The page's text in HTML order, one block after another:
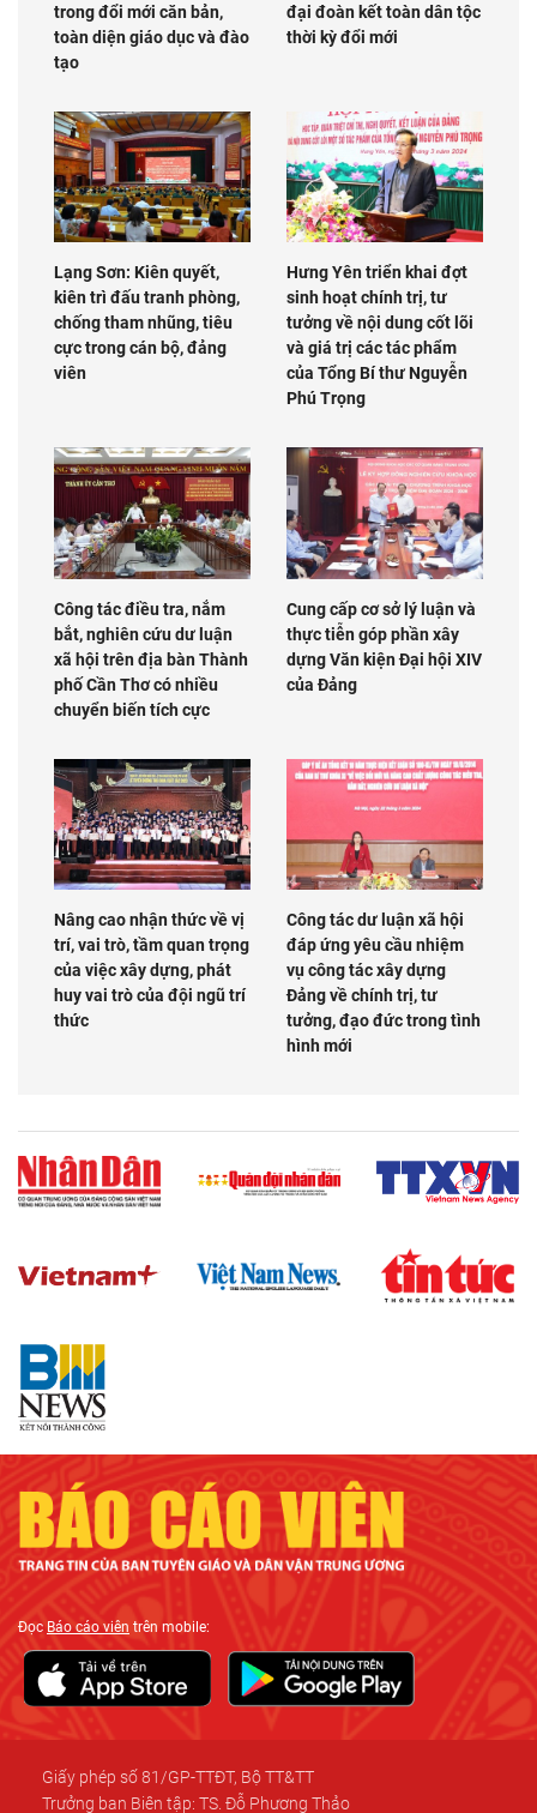
trong đổi mới căn bản,
toàn diện giáo dục và đào
tạo
đại đoàn kết toàn dân tộc
thời kỳ đổi mới
Lạng Sơn: Kiên quyết,
kiên trì đấu tranh phòng,
chống tham nhũng, tiêu
cực trong cán bộ, đảng
viên
Hưng Yên triển khai đợt
sinh hoạt chính trị, tư
tưởng về nội dung cốt lõi
và giá trị các tác phẩm
của Tổng Bí thư Nguyễn
Phú Trọng
Công tác điều tra, nắm
bắt, nghiên cứu dư luận
xã hội trên địa bàn Thành
phố Cần Thơ có nhiều
chuyển biến tích cực
Cung cấp cơ sở lý luận và
thực tiễn góp phần xây
dựng Văn kiện Đại hội XIV
của Đảng
Nâng cao nhận thức về vị
trí, vai trò, tầm quan trọng
của việc xây dựng, phát
huy vai trò của đội ngũ trí
thức
Công tác dư luận xã hội
đáp ứng yêu cầu nhiệm
vụ công tác xây dựng
Đảng về chính trị, tư
tưởng, đạo đức trong tình
hình mới
ĐọcBáo cáo viên trên mobile:
Giấy phép số 81/GP-TTĐT, Bộ TT&TT
Trưởng ban Biên tập: TS. Đỗ Phương Thảo